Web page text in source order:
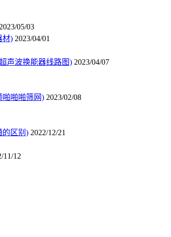
2023/05/03
材) 2023/04/01
声波换能器线路图) 2023/04/07
啪啪啪筛网) 2023/02/08
的区别) 2022/12/21
11/12